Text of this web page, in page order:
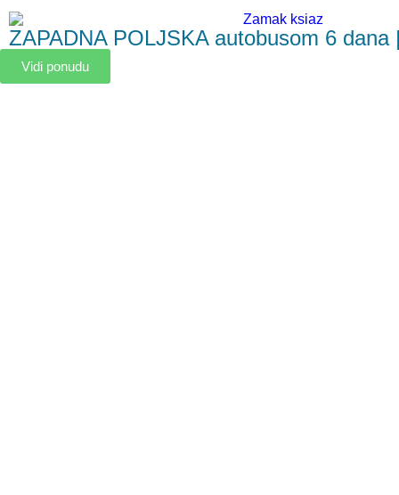
ZAPADNA POLJSKA autobusom 6 dana
Vidi ponudu